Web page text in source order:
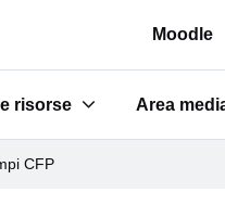
Moodle
risorse
for "Servizi e risorse"
Area
Submenu
CFP